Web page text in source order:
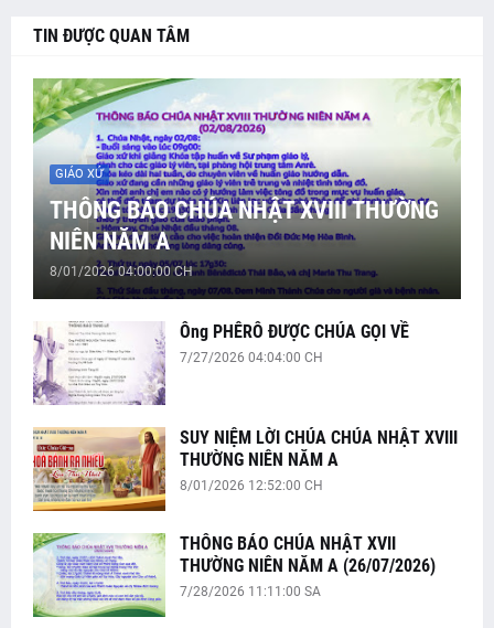
TIN ĐƯỢC QUAN TÂM
GIÁO XỨ
THÔNG BÁO CHÚA NHẬT XVIII THƯỜNG
NIÊN NĂM A
8/01/2026 04:00:00 CH
Ông PHÊRÔ ĐƯỢC CHÚA GỌI VỀ
7/27/2026 04:04:00 CH
SUY NIỆM LỜI CHÚA CHÚA NHẬT XVIII
THƯỜNG NIÊN NĂM A
8/01/2026 12:52:00 CH
THÔNG BÁO CHÚA NHẬT XVII
THƯỜNG NIÊN NĂM A (26/07/2026)
7/28/2026 11:11:00 SA